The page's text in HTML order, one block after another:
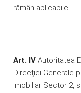
rămân aplicabile.
Art. IV Autoritatea
Direcţiei Generale
Imobiliar Sector 2,